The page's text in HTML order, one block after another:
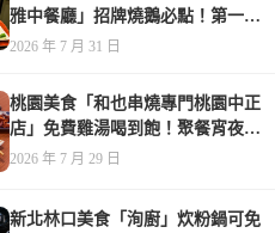
雅中餐廳」招牌燒鵝必點！第一次
吃就驚艷-附菜單
2026 年 7 月 31 日
桃園美食「和也串燒專門桃園中正
店」免費雞湯喝到飽！聚餐宵夜首
選-附菜單
2026 年 7 月 29 日
新北林口美食「洵廚」炊粉鍋可免